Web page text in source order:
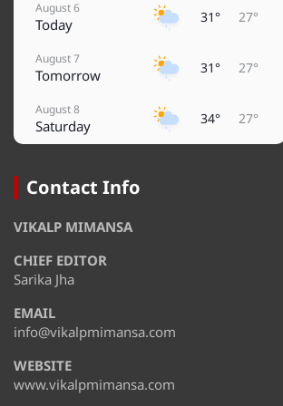
August 6
Today 31° 27°
August 7
Tomorrow 31° 27°
August 8
Saturday 34° 27°
Sunday
Monday
August 11
Tuesday
August 12
Wednesday
Contact Info
VIKALP MIMANSA
CHIEF EDITOR
Sarika Jha
EMAIL
info@vikalpmimansa.com
WEBSITE
www.vikalpmimansa.com